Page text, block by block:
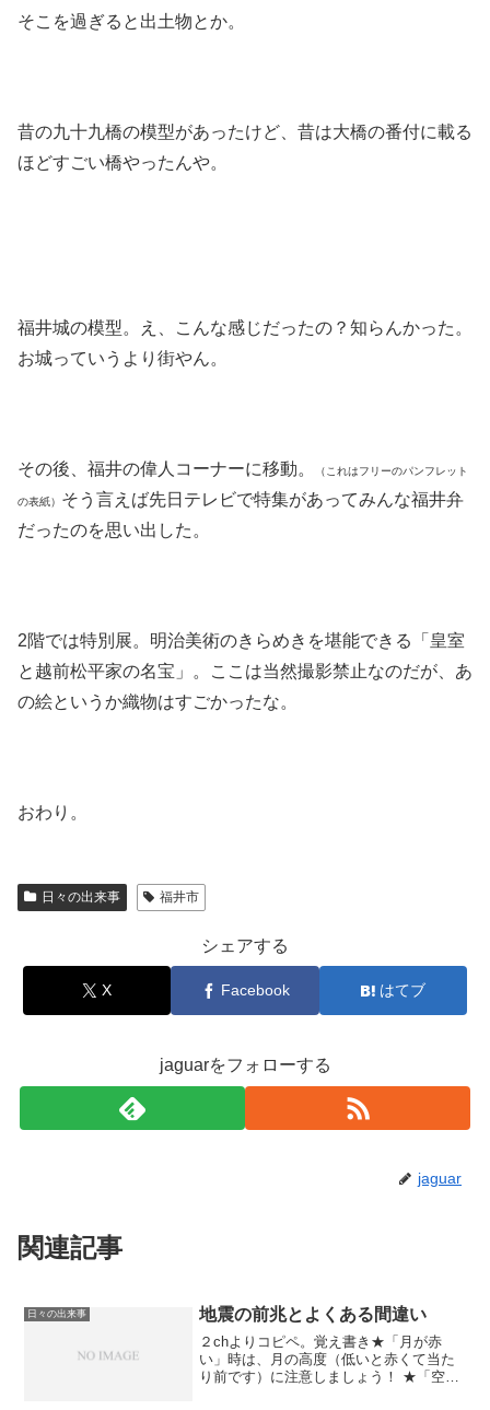
そこを過ぎると出土物とか。
昔の九十九橋の模型があったけど、昔は大橋の番付に載る
ほどすごい橋やったんや。
福井城の模型。え、こんな感じだったの？知らんかった。
お城っていうより街やん。
その後、福井の偉人コーナーに移動。 （これはフリーのパンフレット
の表紙） そう言えば先日テレビで特集があってみんな福井弁
だったのを思い出した。
2階では特別展。明治美術のきらめきを堪能できる「皇室
と越前松平家の名宝」。ここは当然撮影禁止なのだが、あ
の絵というか織物はすごかったな。
おわり。
日々の出来事 福井市
シェアする
X Facebook はてブ
jaguarをフォローする
jaguar
関連記事
日々の出来事 地震の前兆とよくある間違い
２chよりコピペ。覚え書き★「月が赤
い」時は、月の高度（低いと赤くて当た
り前です）に注意しましょう！ ★「空が